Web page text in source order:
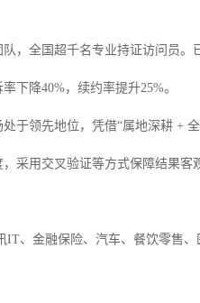
，全国超千名专业持证访问员
下降40%，续约率提升25%。
于领先地位，凭借“属地深耕 +
采用交叉验证等方式保障结果
、金融保险、汽车、餐饮零售、